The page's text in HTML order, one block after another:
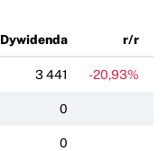
Dywidenda r/r
3 441 -20,93%
0
0